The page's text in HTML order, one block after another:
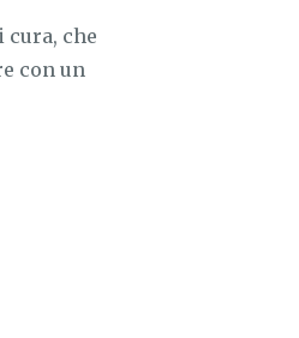
cura, che
con un